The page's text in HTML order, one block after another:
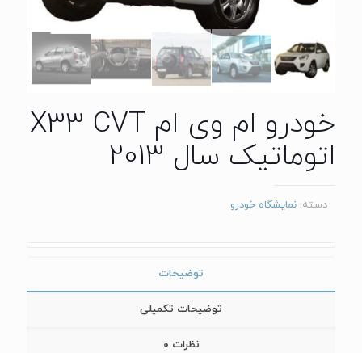
خودرو ام وی ام X33 CVT
اتوماتیک سال 2013
دسته: نمایشگاه خودرو
توضیحات
توضیحات تکمیلی
نظرات 0